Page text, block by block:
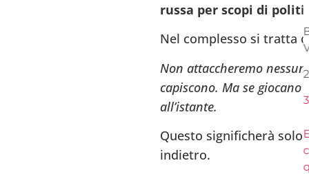
russa per scopi di
Nel complesso si tratta
Non attaccheremo
capiscono. Ma se
all’istante.
Questo significherà solo
indietro.